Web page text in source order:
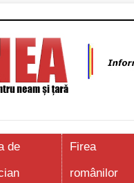
de
Firea
românilor